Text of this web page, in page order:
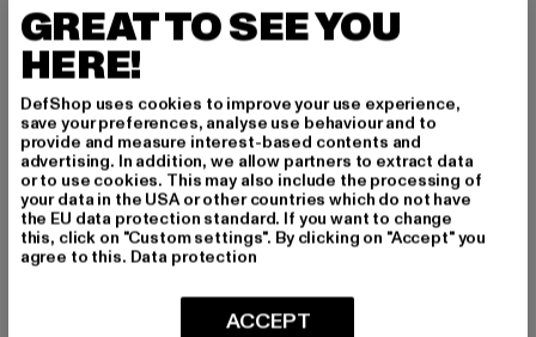
An welchen Produkten bist du interessiert?
MÄNNER
FRAUEN
E-MAIL
ANMELDEN
Informationen dazu, wie DefShop mit Deinen Daten umgeht, findest Du
Datenschutzerklärung lesen.
GREAT TO SEE YOU
HERE!
DefShop uses cookies to improve your use experience,
save your preferences, analyse use behaviour and to
provide and measure interest-based contents and
advertising. In addition, we allow partners to extract data
or to use cookies. This may also include the processing of
your data in the USA or other countries which do not have
the EU data protection standard. If you want to change
this, click on "Custom settings". By clicking on "Accept" you
agree to this. Data protection
ACCEPT